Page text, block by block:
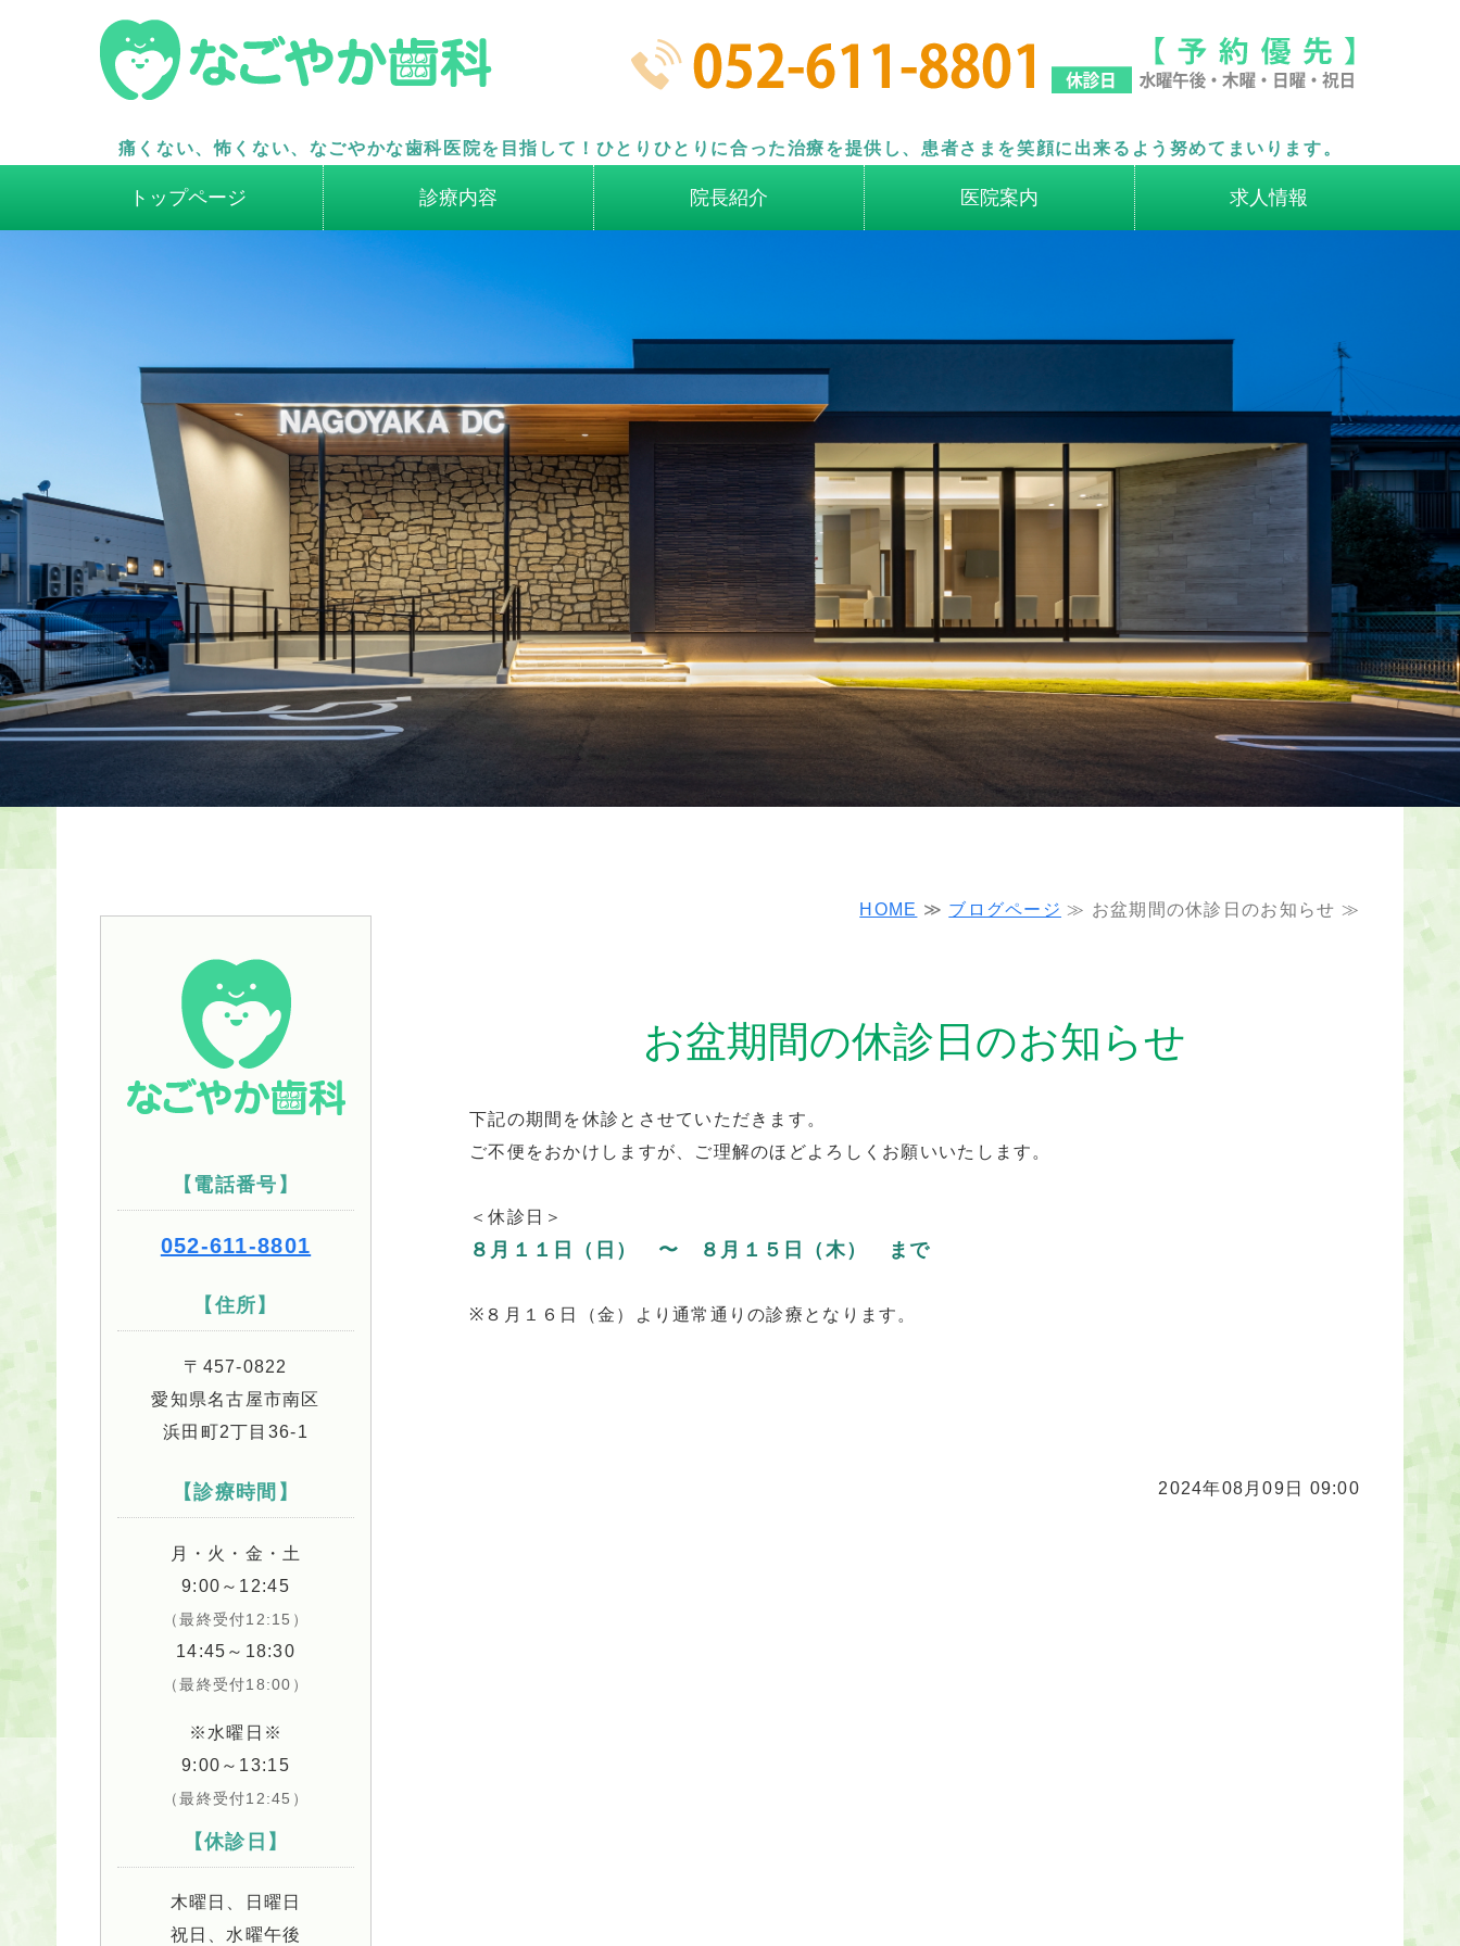
名古屋市南区の歯科医院 なごやか歯科
痛くない、怖くない、なごやかな歯科医院を目指して！ひとりひとりに合った治療を提供し、患者さまを笑顔に出来るよう努めてまいります。
トップページ 診療内容 院長紹介 医院案内 求人情報
HOME ≫ ブログページ ≫ お盆期間の休診日のお知らせ ≫
お盆期間の休診日のお知らせ
下記の期間を休診とさせていただきます。
ご不便をおかけしますが、ご理解のほどよろしくお願いいたします。
＜休診日＞
８月１１日（日） 〜 ８月１５日（木） まで
※８月１６日（金）より通常通りの診療となります。
2024年08月09日 09:00
【電話番号】
052-611-8801
【住所】
〒457-0822
愛知県名古屋市南区
浜田町2丁目36-1
【診療時間】
月・火・金・土
9:00～12:45
（最終受付12:15）
14:45～18:30
（最終受付18:00）
※水曜日※
9:00～13:15
（最終受付12:45）
【休診日】
木曜日、日曜日
祝日、水曜午後